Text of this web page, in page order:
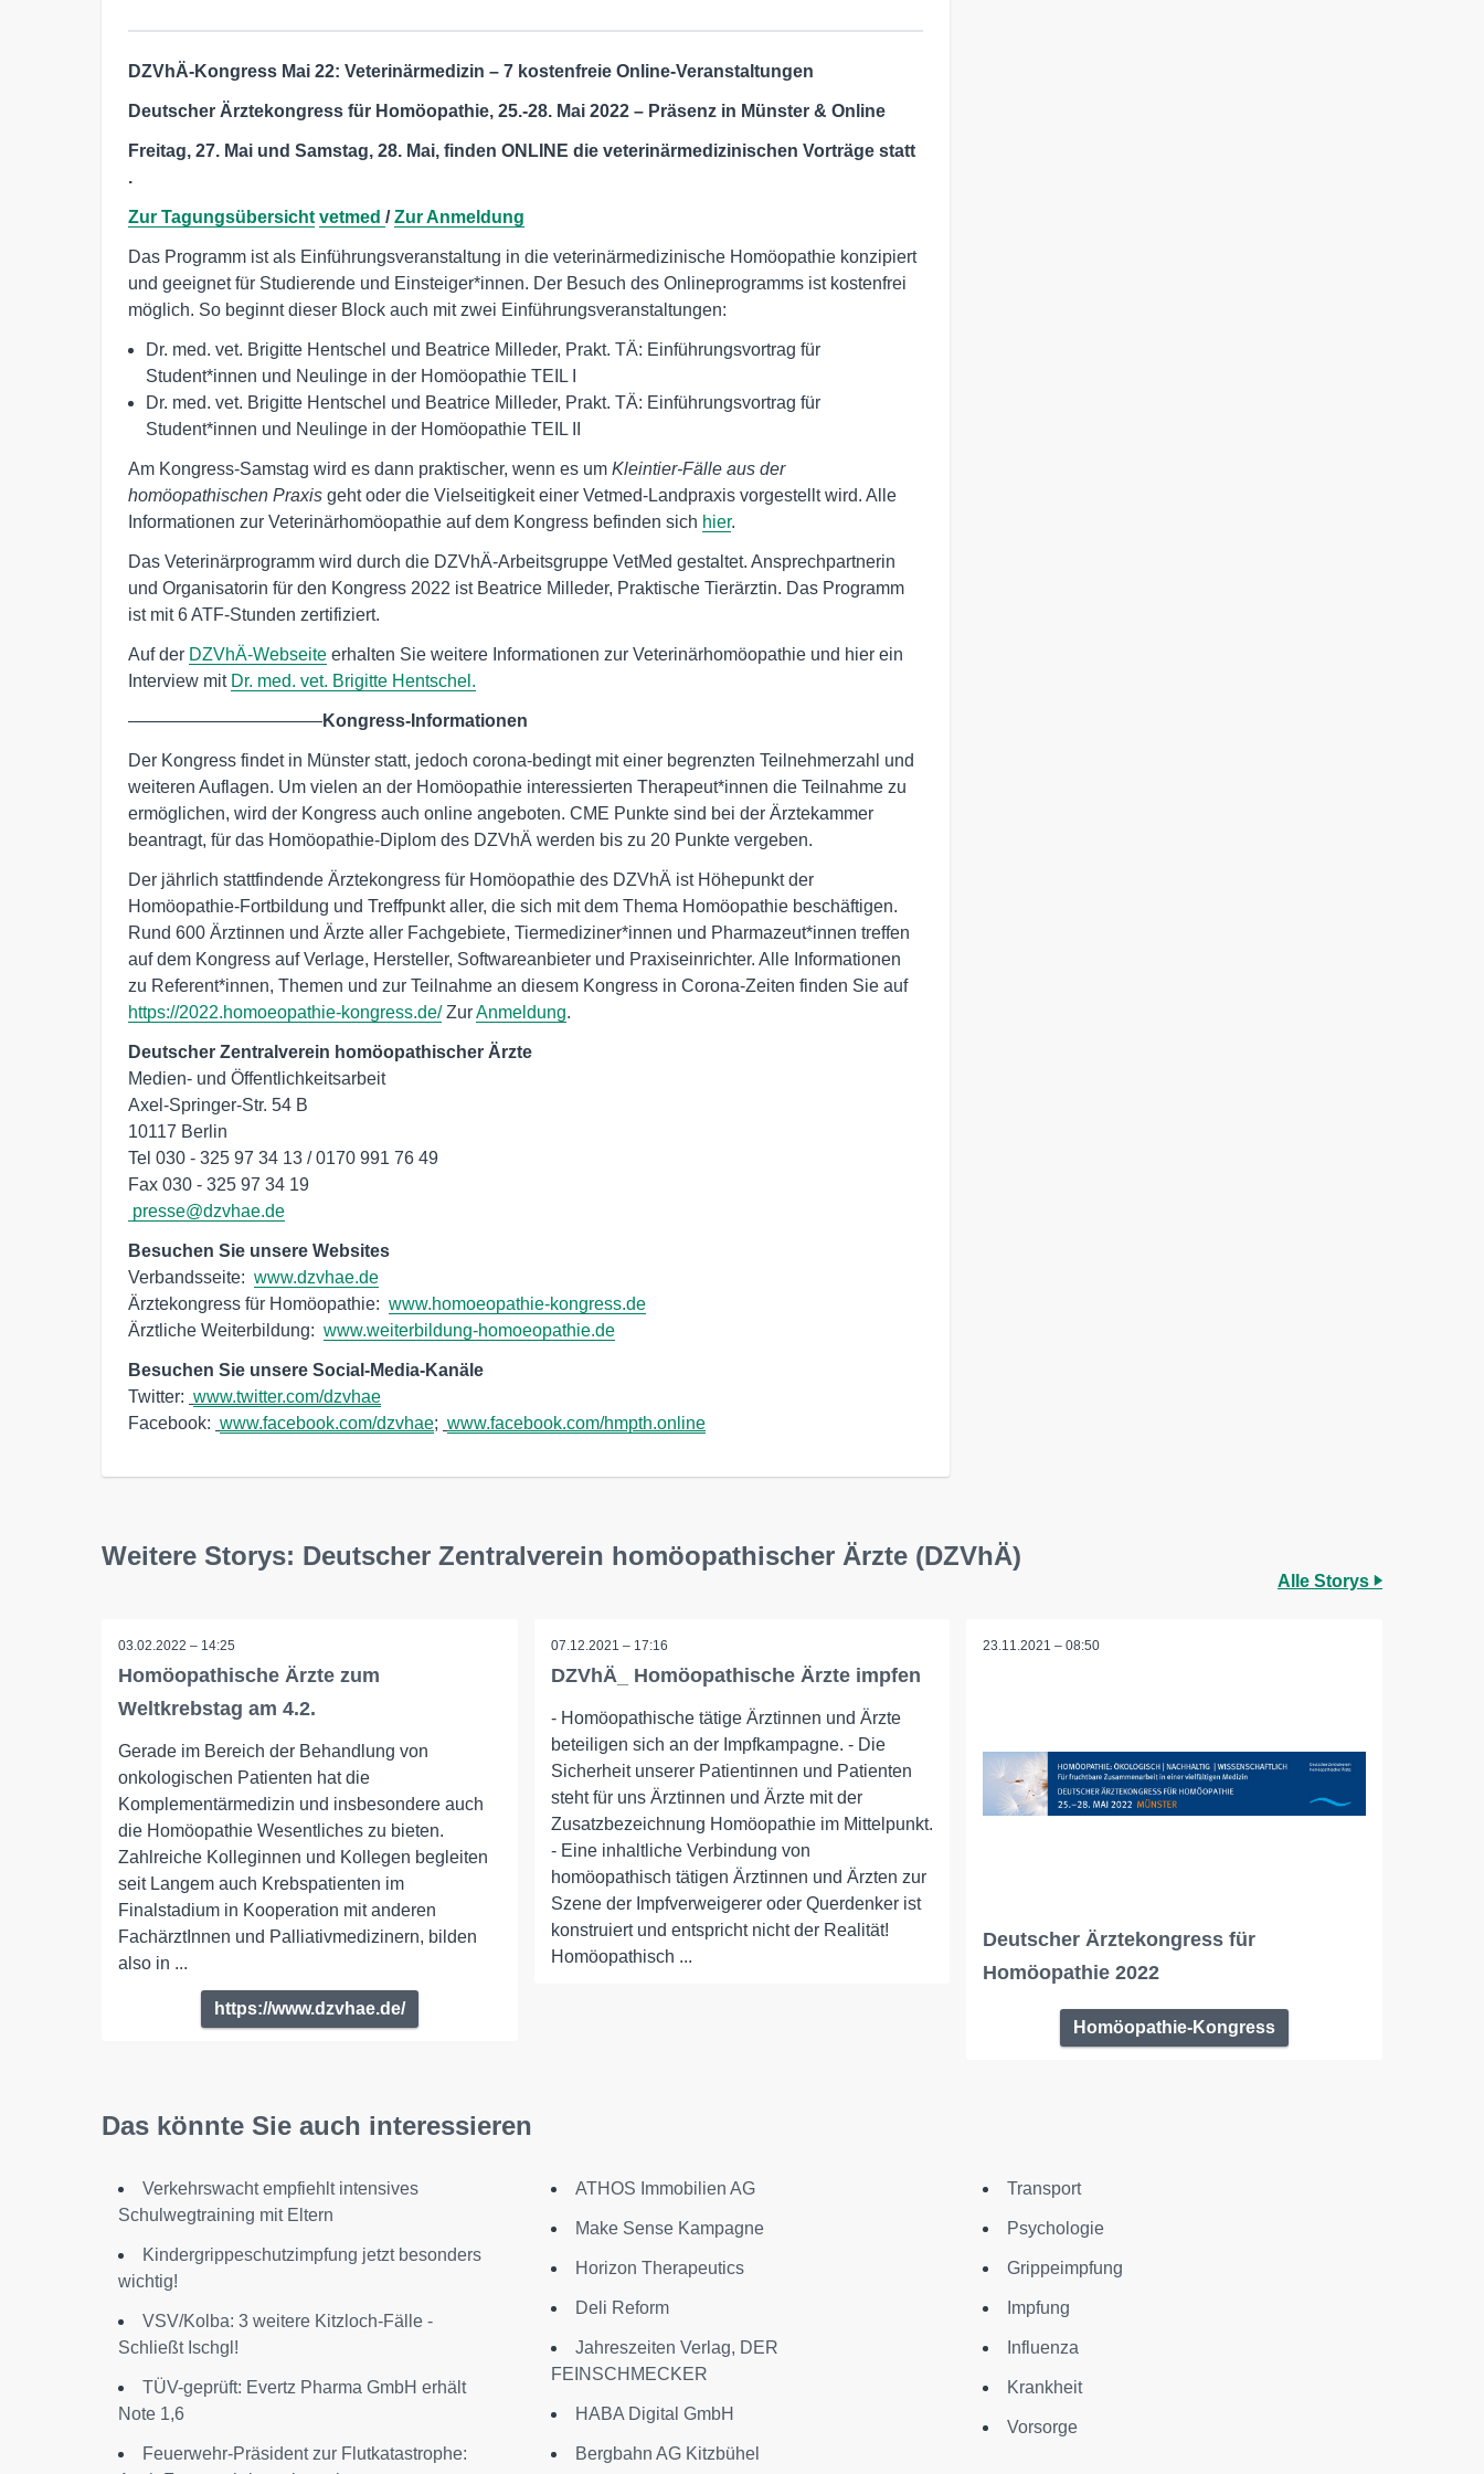
DZVhÄ-Kongress Mai 22: Veterinärmedizin – 7 kostenfreie Online-Veranstaltungen
Deutscher Ärztekongress für Homöopathie, 25.-28. Mai 2022 – Präsenz in Münster & Online
Freitag, 27. Mai und Samstag, 28. Mai, finden ONLINE die veterinärmedizinischen Vorträge statt
.
Zur Tagungsübersicht vetmed /Zur Anmeldung
Das Programm ist als Einführungsveranstaltung in die veterinärmedizinische Homöopathie konzipiert
und geeignet für Studierende und Einsteiger*innen. Der Besuch des Onlineprogramms ist kostenfrei
möglich. So beginnt dieser Block auch mit zwei Einführungsveranstaltungen:
Dr. med. vet. Brigitte Hentschel und Beatrice Milleder, Prakt. TÄ: Einführungsvortrag für
Student*innen und Neulinge in der Homöopathie TEIL I
Dr. med. vet. Brigitte Hentschel und Beatrice Milleder, Prakt. TÄ: Einführungsvortrag für
Student*innen und Neulinge in der Homöopathie TEIL II
Am Kongress-Samstag wird es dann praktischer, wenn es um Kleintier-Fälle aus der
homöopathischen Praxis geht oder die Vielseitigkeit einer Vetmed-Landpraxis vorgestellt wird. Alle
Informationen zur Veterinärhomöopathie auf dem Kongress befinden sich hier.
Das Veterinärprogramm wird durch die DZVhÄ-Arbeitsgruppe VetMed gestaltet. Ansprechpartnerin
und Organisatorin für den Kongress 2022 ist Beatrice Milleder, Praktische Tierärztin. Das Programm
ist mit 6 ATF-Stunden zertifiziert.
Auf der DZVhÄ-Webseite erhalten Sie weitere Informationen zur Veterinärhomöopathie und hier ein
Interview mit Dr. med. vet. Brigitte Hentschel.
———————————Kongress-Informationen
Der Kongress findet in Münster statt, jedoch corona-bedingt mit einer begrenzten Teilnehmerzahl und
weiteren Auflagen. Um vielen an der Homöopathie interessierten Therapeut*innen die Teilnahme zu
ermöglichen, wird der Kongress auch online angeboten. CME Punkte sind bei der Ärztekammer
beantragt, für das Homöopathie-Diplom des DZVhÄ werden bis zu 20 Punkte vergeben.
Der jährlich stattfindende Ärztekongress für Homöopathie des DZVhÄ ist Höhepunkt der
Homöopathie-Fortbildung und Treffpunkt aller, die sich mit dem Thema Homöopathie beschäftigen.
Rund 600 Ärztinnen und Ärzte aller Fachgebiete, Tiermediziner*innen und Pharmazeut*innen treffen
auf dem Kongress auf Verlage, Hersteller, Softwareanbieter und Praxiseinrichter. Alle Informationen
zu Referent*innen, Themen und zur Teilnahme an diesem Kongress in Corona-Zeiten finden Sie auf
https://2022.homoeopathie-kongress.de/ZurAnmeldung.
Deutscher Zentralverein homöopathischer Ärzte
Medien- und Öffentlichkeitsarbeit
Axel-Springer-Str. 54 B
10117 Berlin
Tel 030 - 325 97 34 13 / 0170 991 76 49
Fax 030 - 325 97 34 19
presse@dzvhae.de
Besuchen Sie unsere Websites
Verbandsseite: www.dzvhae.de
Ärztekongress für Homöopathie: www.homoeopathie-kongress.de
Ärztliche Weiterbildung: www.weiterbildung-homoeopathie.de
Besuchen Sie unsere Social-Media-Kanäle
Twitter: www.twitter.com/dzvhae
Facebook: www.facebook.com/dzvhae; www.facebook.com/hmpth.online
Weitere Storys: Deutscher Zentralverein homöopathischer Ärzte (DZVhÄ)
Alle Storys
03.02.2022 – 14:25
Homöopathische Ärzte zum
Weltkrebstag am 4.2.
Gerade im Bereich der Behandlung von
onkologischen Patienten hat die
Komplementärmedizin und insbesondere auch
die Homöopathie Wesentliches zu bieten.
Zahlreiche Kolleginnen und Kollegen begleiten
seit Langem auch Krebspatienten im
Finalstadium in Kooperation mit anderen
FachärztInnen und Palliativmedizinern, bilden
also in ...
https://www.dzvhae.de/
07.12.2021 – 17:16
DZVhÄ_ Homöopathische Ärzte impfen
- Homöopathische tätige Ärztinnen und Ärzte
beteiligen sich an der Impfkampagne. - Die
Sicherheit unserer Patientinnen und Patienten
steht für uns Ärztinnen und Ärzte mit der
Zusatzbezeichnung Homöopathie im Mittelpunkt.
- Eine inhaltliche Verbindung von
homöopathisch tätigen Ärztinnen und Ärzten zur
Szene der Impfverweigerer oder Querdenker ist
konstruiert und entspricht nicht der Realität!
Homöopathisch ...
23.11.2021 – 08:50
Deutscher Ärztekongress für
Homöopathie 2022
Homöopathie-Kongress
Das könnte Sie auch interessieren
Verkehrswacht empfiehlt intensives
Schulwegtraining mit Eltern
Kindergrippeschutzimpfung jetzt besonders
wichtig!
VSV/Kolba: 3 weitere Kitzloch-Fälle -
Schließt Ischgl!
TÜV-geprüft: Evertz Pharma GmbH erhält
Note 1,6
Feuerwehr-Präsident zur Flutkatastrophe:
ATHOS Immobilien AG
Make Sense Kampagne
Horizon Therapeutics
Deli Reform
Jahreszeiten Verlag, DER
FEINSCHMECKER
HABA Digital GmbH
Bergbahn AG Kitzbühel
Transport
Psychologie
Grippeimpfung
Impfung
Influenza
Krankheit
Vorsorge